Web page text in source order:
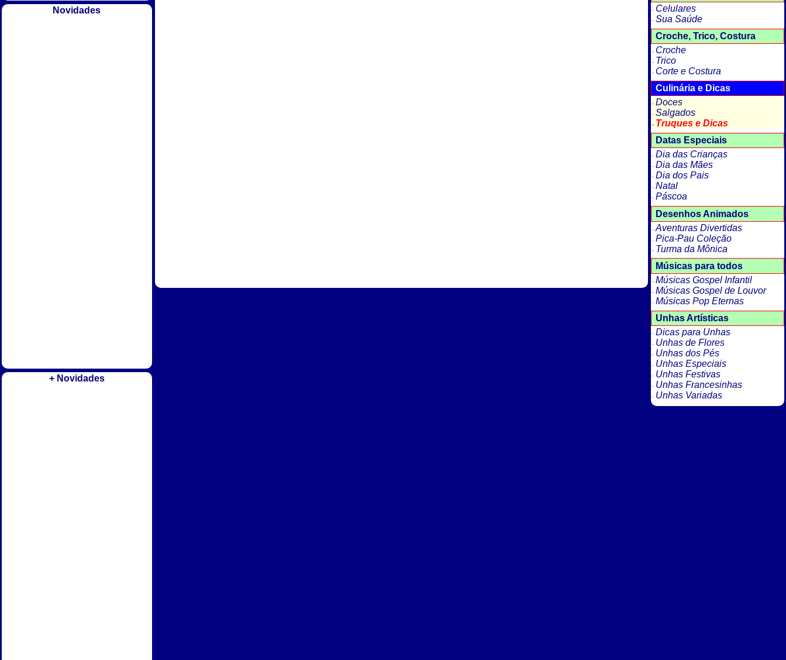
Novidades
+ Novidades
Celulares
Sua Saúde
Croche, Trico, Costura
Croche
Trico
Corte e Costura
Culinária e Dicas
Doces
Salgados
Truques e Dicas
Datas Especiais
Dia das Crianças
Dia das Mães
Dia dos Pais
Natal
Páscoa
Desenhos Animados
Aventuras Divertidas
Pica-Pau Coleção
Turma da Mônica
Músicas para todos
Músicas Gospel Infantil
Músicas Gospel de Louvor
Músicas Pop Eternas
Unhas Artísticas
Dicas para Unhas
Unhas de Flores
Unhas dos Pés
Unhas Especiais
Unhas Festivas
Unhas Francesinhas
Unhas Variadas